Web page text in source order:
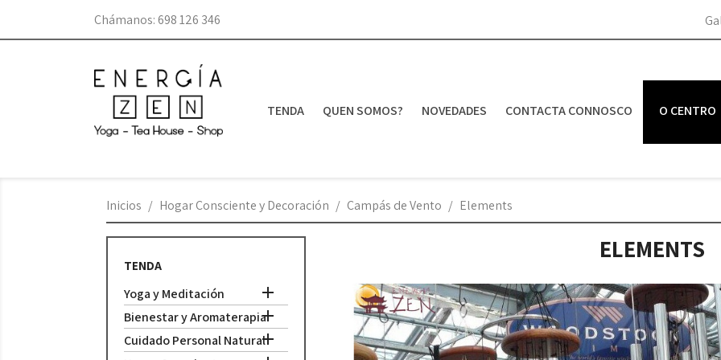
Chámanos: 698 126 346
TENDA QUEN SOMOS? NOVEDADES CONTACTA CONNOSCO O CENTRO
Inicios Hogar Consciente y Decoración Campás de Vento Elements
TENDA
Yoga y Meditación 
Bienestar y Aromaterapia
Cuidado Personal Natural
ELEMENTS